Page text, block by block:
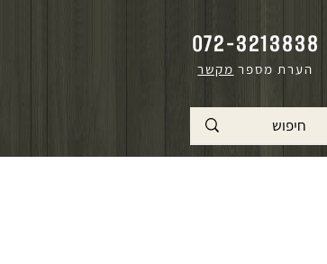
072-3213838
הערת מספר מקשר